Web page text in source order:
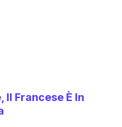
Il Francese È In